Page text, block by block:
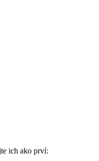
ich ako prví: